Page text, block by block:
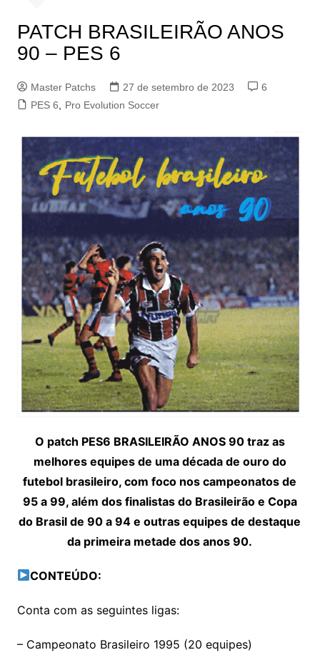
PATCH BRASILEIRÃO ANOS
90 – PES 6
Master Patchs 27 de setembro de 2023
6
PES 6
Pro Evolution Soccer
O patch PES6 BRASILEIRÃO ANOS 90 traz as
melhores equipes de uma década de ouro do
futebol brasileiro, com foco nos campeonatos de
95 a 99, além dos finalistas do Brasileirão e Copa
do Brasil de 90 a 94 e outras equipes de destaque
da primeira metade dos anos 90.
CONTEÚDO:
Conta com as seguintes ligas:
– Campeonato Brasileiro 1995 (20 equipes)